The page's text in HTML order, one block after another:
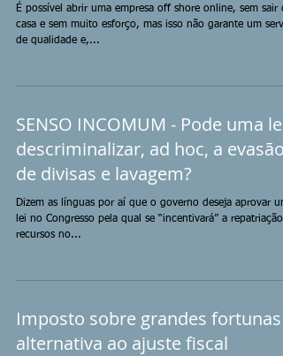
É possível abrir uma empresa off shore online, sem sair
casa e sem muito esforço, mas isso não garante um
de qualidade e,...
SENSO INCOMUM - Pode uma lei
descriminalizar, ad hoc, a evasão
de divisas e lavagem?
Dizem as línguas por aí que o governo deseja aprovar
lei no Congresso pela qual se “incentivará” a repatriação
recursos no...
Imposto sobre grandes fortunas é
alternativa ao ajuste fiscal